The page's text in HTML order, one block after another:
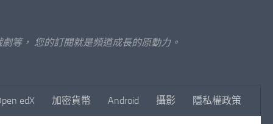
等， 您的訂閱就是頻道成長的原動力。
edX 加密貨幣 Android 攝影 隱私權政策